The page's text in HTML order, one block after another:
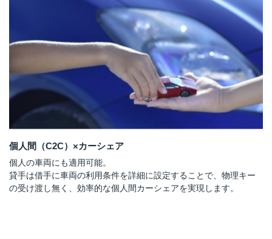
個人間（C2C）×カーシェア
個人の車両にも適用可能。
貸手は借手に車両の利用条件を詳細に設定することで、物理キー
の受け渡し無く、効率的な個人間カーシェアを実現します。